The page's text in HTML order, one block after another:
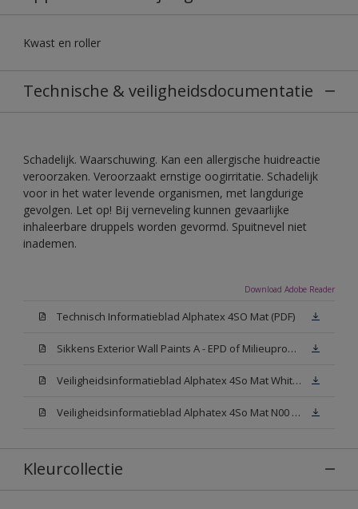
Kwast en roller
Technische & veiligheidsdocumentatie
Schadelijk. Waarschuwing. Kan een allergische huidreactie
veroorzaken. Veroorzaakt ernstige oogirritatie. Schadelijk
voor in het water levende organismen, met langdurige
gevolgen. Let op! Bij verneveling kunnen gevaarlijke
inhaleerbare druppels worden gevormd. Spuitnevel niet
inademen.
Download Adobe Reader
Technisch Informatieblad Alphatex 4SO Mat (PDF)
Sikkens Exterior Wall Paints A - EPD of Milieuproductverklaring
Veiligheidsinformatieblad Alphatex 4So Mat White W05 (MSDS)
Veiligheidsinformatieblad Alphatex 4So Mat N00 (MSDS)
Kleurcollectie